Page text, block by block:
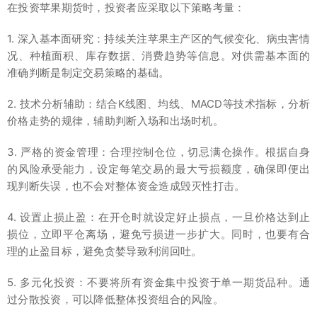
在投资苹果期货时，投资者应采取以下策略考量：
1. 深入基本面研究：持续关注苹果主产区的气候变化、病虫害情
况、种植面积、库存数据、消费趋势等信息。对供需基本面的
准确判断是制定交易策略的基础。
2. 技术分析辅助：结合K线图、均线、MACD等技术指标，分析
价格走势的规律，辅助判断入场和出场时机。
3. 严格的资金管理：合理控制仓位，切忌满仓操作。根据自身
的风险承受能力，设定每笔交易的最大亏损额度，确保即便出
现判断失误，也不会对整体资金造成毁灭性打击。
4. 设置止损止盈：在开仓时就设定好止损点，一旦价格达到止
损位，立即平仓离场，避免亏损进一步扩大。同时，也要有合
理的止盈目标，避免贪婪导致利润回吐。
5. 多元化投资：不要将所有资金集中投资于单一期货品种。通
过分散投资，可以降低整体投资组合的风险。